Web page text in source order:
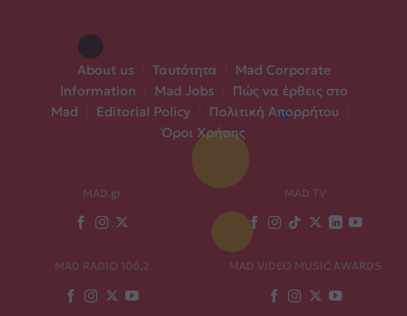
About us Ταυτότητα
Mad Corporate
Information
Mad Jobs
Πώς να έρθεις στο
Mad
Editorial Policy Πολιτική Απορρήτου
Όροι Χρήσης
MAD.gr MAD TV
MAD RADIO 106,2 MAD VIDEO MUSIC AWARDS